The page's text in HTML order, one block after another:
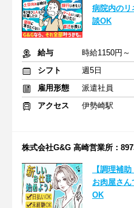
病院内のリ
談OK
給与
時給1150円～
シフト
週5日
雇用形態
派遣社員
アクセス
伊勢崎駅
株式会社G&G 高崎営業所：
【調理補
お肉屋さ
OK